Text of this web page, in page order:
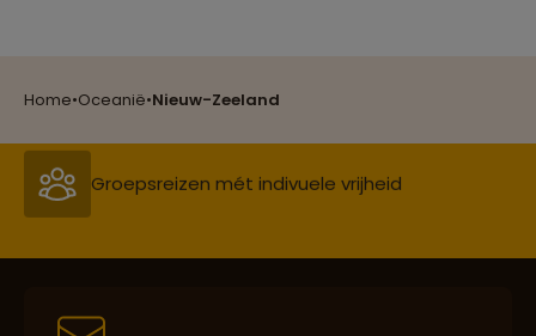
Home•Oceanië•Nieuw-Zeeland
Persoonlijk en deskundig reisadvies
Best beoordeelde reisroutes